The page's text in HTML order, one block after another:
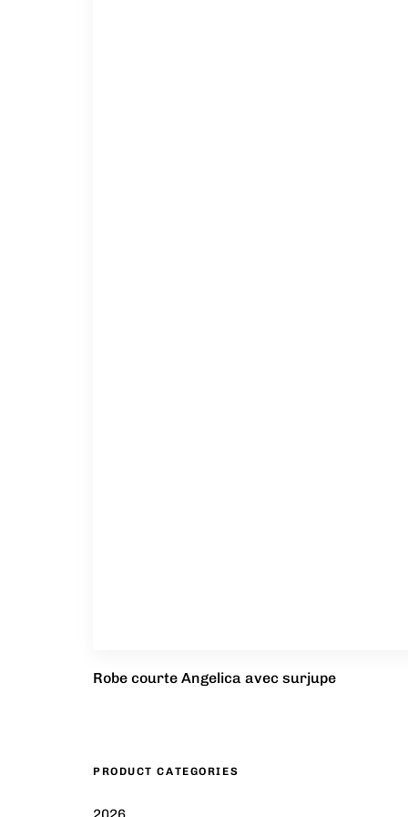
Robe courte Angelica avec surjupe
PRODUCT CATEGORIES